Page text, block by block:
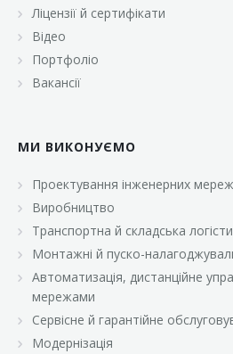
Ліцензії й сертифікати
Відео
Портфоліо
Вакансії
МИ ВИКОНУЄМО
Проектування інженерних мереж
Виробництво
Транспортна й складська
Монтажні й пуско-
Автоматизація, дистанційне
мережами
Сервісне й гарантійне
Модернізація